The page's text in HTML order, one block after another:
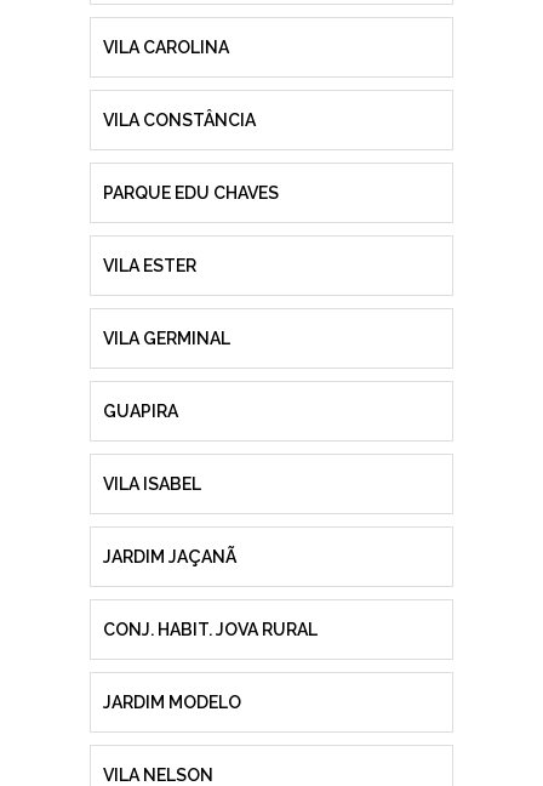
VILA CAROLINA
VILA CONSTÂNCIA
PARQUE EDU CHAVES
VILA ESTER
VILA GERMINAL
GUAPIRA
VILA ISABEL
JARDIM JAÇANÃ
CONJ. HABIT. JOVA RURAL
JARDIM MODELO
VILA NELSON